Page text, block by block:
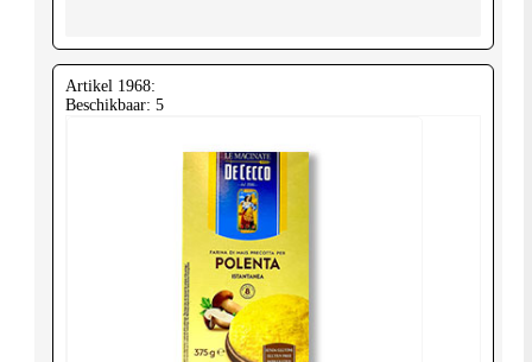
Artikel 1968:
Beschikbaar: 5